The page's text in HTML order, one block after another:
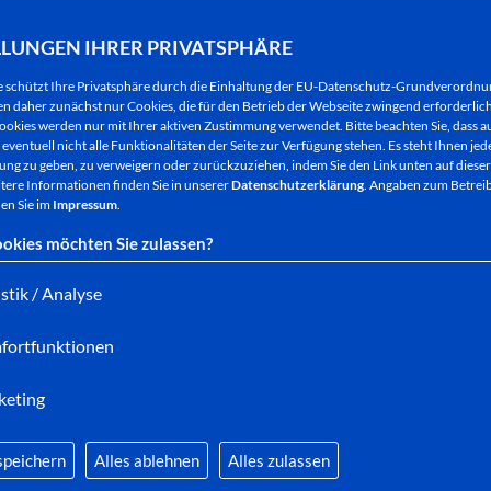
IHRER PRIVATSPHÄRE
schützt Ihre Privatsphäre durch die Einhaltung der EU-Datenschutz-
daher zunächst nur Cookies, die für den Betrieb der Webseite zwingend
werden nur mit Ihrer aktiven Zustimmung verwendet. Bitte beachten Sie, dass
nicht alle Funktionalitäten der Seite zur Verfügung stehen. Es steht Ihnen
zu geben, zu verweigern oder zurückzuziehen, indem Sie den Link unten auf
Informationen finden Sie in unsererDatenschutzerklärung. Angaben zum
Sie im Impressum.
möchten Sie zulassen?
/ Analyse
Alles ablehnen Alles zulassen
Der 27. Januar als internationaler
gewählt. Wegen der pandemisch anhaltenden
Gedenkveranstaltung bewusst verzichtet.
Mindestens 183 Menschen sind zwischen 1990
gekommen. Viele wurden getötet, weil für sie im
manche, weil sie den Mut hatten, Nazi-Parolen zu
Öffentlichkeit, viele wurden kaum zur Kenntnis
Von vielen der Toten wurde nie ein Foto
Ausstellung »Opfer rechter Gewalt« ist eine